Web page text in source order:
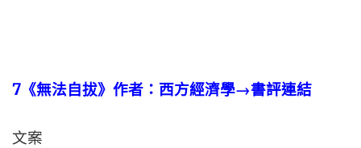
7 《無法自拔》作者：西方經濟學→書評連結
文案